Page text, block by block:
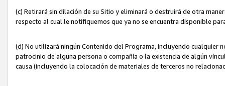
(c) Retirará sin dilación de su Sitio y eliminará o destruirá de otra
respecto al cual le notifiquemos que ya no se encuentra disponible
(d) No utilizará ningún Contenido del Programa, incluyendo cualquier
patrocinio de alguna persona o compañía o la existencia de algún
causa (incluyendo la colocación de materiales de terceros no